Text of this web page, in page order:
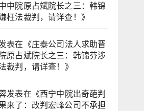
中院原占斌院长之三：韩锦
枉法裁判，请详查！ 》
表在《庄泰公司法人求助晋
原占斌院长之三：韩锦芬涉
裁判，请详查！ 》
发表在《西宁中院出奇葩判
来了：改判宏峰公司不承担